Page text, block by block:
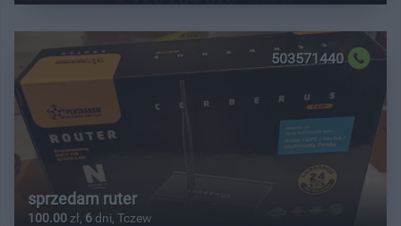
503571440
sprzedam ruter
100.00 zł, 6 dni, Tczew